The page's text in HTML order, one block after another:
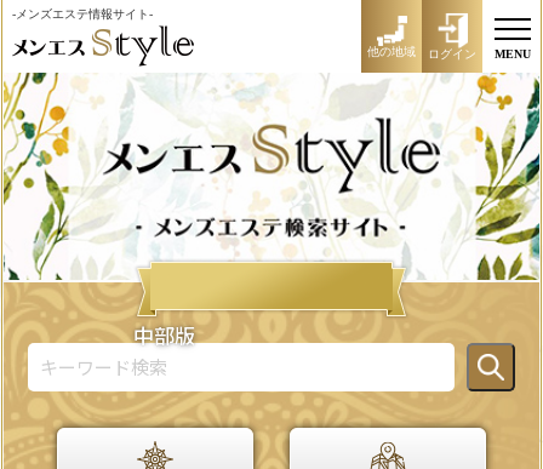
-メンズエステ情報サイト-
他の地域 ログイン MENU
中部版